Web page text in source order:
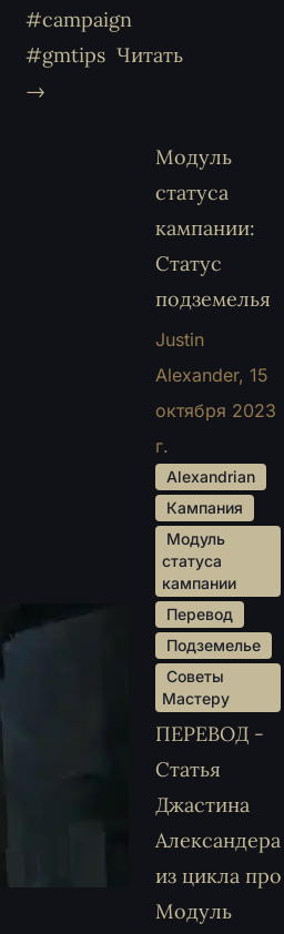
#campaign
#gmtips Читать
→
Модуль
статуса
кампании:
Статус
подземелья
Justin
Alexander, 15
октября 2023
г.
Alexandrian
Кампания
статуса
кампании
Перевод
Подземелье
Мастеру
ПЕРЕВОД -
Статья
Джастина
Александера
из цикла про
Модуль